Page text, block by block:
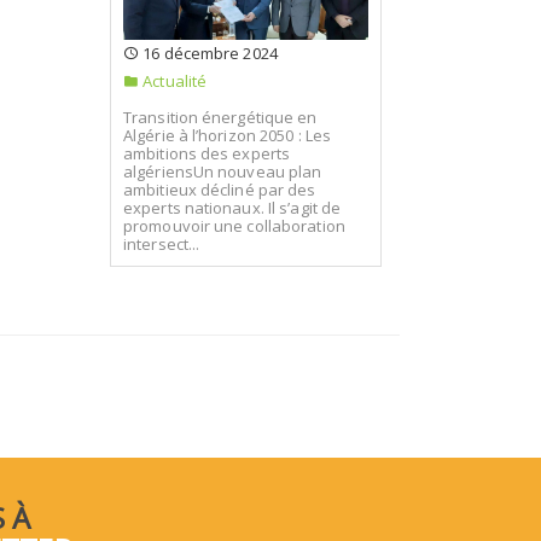
16 décembre 2024
Actualité
Transition énergétique en
Algérie à l’horizon 2050 : Les
ambitions des experts
algériensUn nouveau plan
ambitieux décliné par des
experts nationaux. Il s’agit de
promouvoir une collaboration
intersect...
À